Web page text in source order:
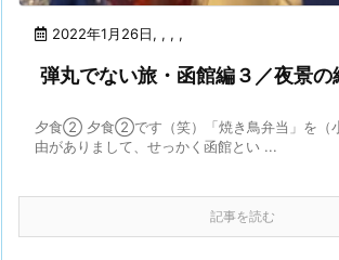
2022年1月26日, , , ,
弾丸でない旅・函館編３／夜景の
夕食② 夕食②です（笑）「焼き鳥弁当」を（
由がありまして、せっかく函館とい ...
記事を読む